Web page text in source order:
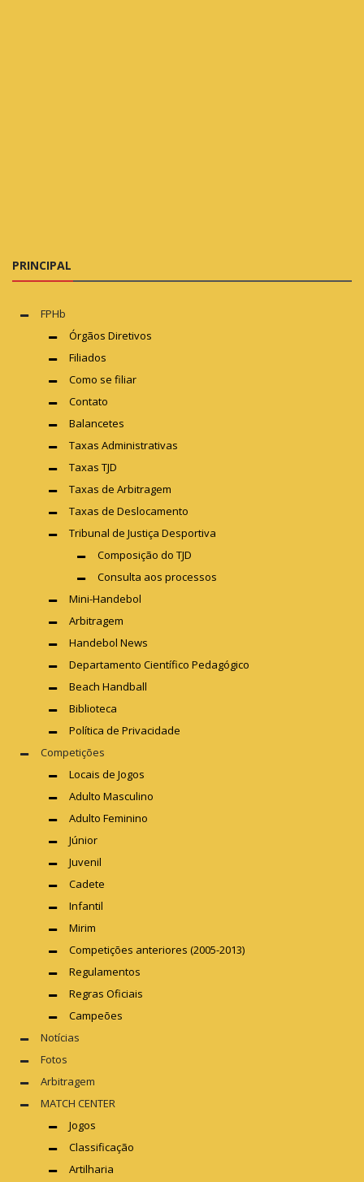
PRINCIPAL
FPHb
Órgãos Diretivos
Filiados
Como se filiar
Contato
Balancetes
Taxas Administrativas
Taxas TJD
Taxas de Arbitragem
Taxas de Deslocamento
Tribunal de Justiça Desportiva
Composição do TJD
Consulta aos processos
Mini-Handebol
Arbitragem
Handebol News
Departamento Científico Pedagógico
Beach Handball
Biblioteca
Política de Privacidade
Competições
Locais de Jogos
Adulto Masculino
Adulto Feminino
Júnior
Juvenil
Cadete
Infantil
Mirim
Competições anteriores (2005-2013)
Regulamentos
Regras Oficiais
Campeões
Notícias
Fotos
Arbitragem
MATCH CENTER
Jogos
Classificação
Artilharia